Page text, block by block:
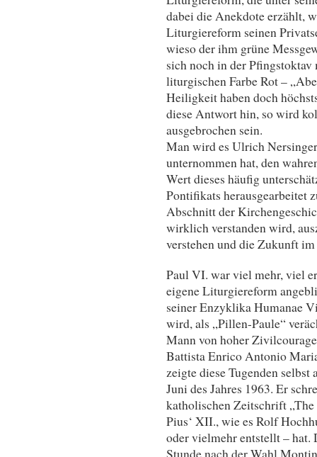
dabei die Anekdote erzählt,
Liturgiereform seinen
wieso der ihm grüne
sich noch in der
liturgischen Farbe Rot –
Heiligkeit haben doch
diese Antwort hin, so wird
ausgebrochen sein.
Man wird es Ulrich Nersinger
unternommen hat, den
Wert dieses häufig
Pontifikats herausgearbeitet
Abschnitt der
wirklich verstanden wird,
verstehen und die Zukunft
Paul VI. war viel mehr, viel
eigene Liturgiereform
seiner Enzyklika Humanae
wird, als „Pillen-Paule“
Mann von hoher
Battista Enrico Antonio
zeigte diese Tugenden
Juni des Jahres 1963. Er
katholischen Zeitschrift
Pius‘ XII., wie es Rolf
oder vielmehr entstellt –
Stunde nach der Wahl